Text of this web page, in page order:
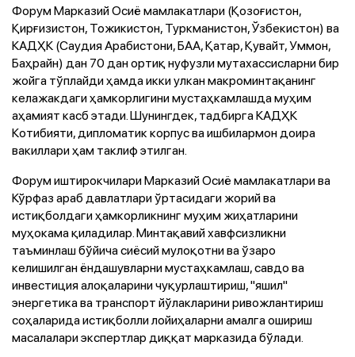
Форум Марказий Осиё мамлакатлари (Қозоғистон,
Қирғизистон, Тожикистон, Туркманистон, Ўзбекистон) ва
КАДҲК (Саудия Арабистони, БАА, Қатар, Қувайт, Уммон,
Баҳрайн) дан 70 дан ортиқ нуфузли мутахассисларни бир
жойга тўплайди ҳамда икки улкан макроминтақанинг
келажакдаги ҳамкорлигини мустаҳкамлашда муҳим
аҳамият касб этади. Шунингдек, тадбирга КАДҲК
Котибияти, дипломатик корпус ва ишбилармон доира
вакиллари ҳам таклиф этилган.
Форум иштирокчилари Марказий Осиё мамлакатлари ва
Кўрфаз араб давлатлари ўртасидаги жорий ва
истиқболдаги ҳамкорликнинг муҳим жиҳатларини
муҳокама қиладилар. Минтақавий хавфсизликни
таъминлаш бўйича сиёсий мулоқотни ва ўзаро
келишилган ёндашувларни мустаҳкамлаш, савдо ва
инвестиция алоқаларини чуқурлаштириш, "яшил"
энергетика ва транспорт йўлакларини ривожлантириш
соҳаларида истиқболли лойиҳаларни амалга ошириш
масалалари экспертлар диққат марказида бўлади.